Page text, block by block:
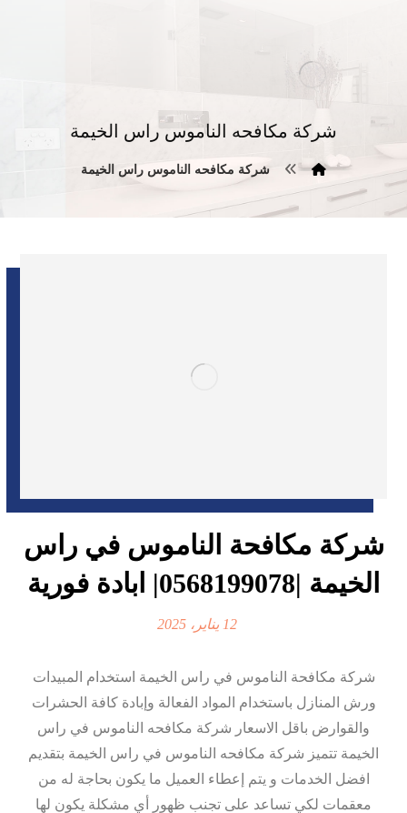
شركة مكافحه الناموس راس الخيمة
شركة مكافحه الناموس راس الخيمة
شركة مكافحة الناموس في راس
الخيمة |0568199078| ابادة فورية
12 يناير، 2025
شركة مكافحة الناموس في راس الخيمة استخدام المبيدات
ورش المنازل باستخدام المواد الفعالة وإبادة كافة الحشرات
والقوارض باقل الاسعار شركة مكافحه الناموس في راس
الخيمة تتميز شركة مكافحه الناموس في راس الخيمة بتقديم
افضل الخدمات و يتم إعطاء العميل ما يكون بحاجة له من
معقمات لكي تساعد على تجنب ظهور أي مشكلة يكون لها